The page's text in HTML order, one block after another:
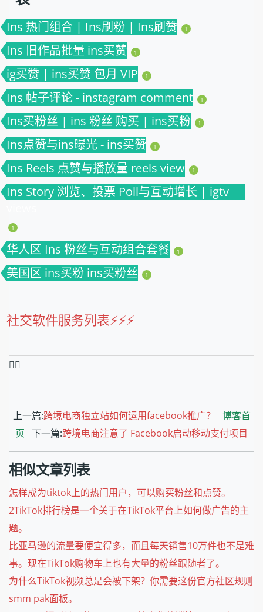
Ins 热门组合 | Ins刷粉 | Ins刷赞 1
Ins 旧作品批量 ins买赞 1
ig买赞 | ins买赞 包月 VIP 1
Ins 帖子评论 - instagram comment 1
Ins买粉丝 | ins 粉丝 购买 | ins买粉 1
Ins点赞与ins曝光 - ins买赞 1
Ins Reels 点赞与播放量 reels view 1
Ins Story 浏览、投票 Poll与互动增长 | igtv
views
1
华人区 Ins 粉丝与互动组合套餐 1
美国区 ins买粉 ins买粉丝 1
社交软件服务列表⚡️⚡️⚡️
❤️‍🔥
上一篇:跨境电商独立站如何运用facebook推广？
博客首
页 下一篇:跨境电商注意了 Facebook启动移动支付项目
相似文章列表
怎样成为tiktok上的热门用户，可以购买粉丝和点赞。
2TikTok排行榜是一个关于在TikTok平台上如何做广告的主
题。
比亚马逊的流量要便宜得多，而且每天销售10万件也不是难
事。现在TikTok购物车上也有大量的粉丝跟随者了。
为什么TikTok视频总是会被下架？你需要这份官方社区规则
smm pak面板。